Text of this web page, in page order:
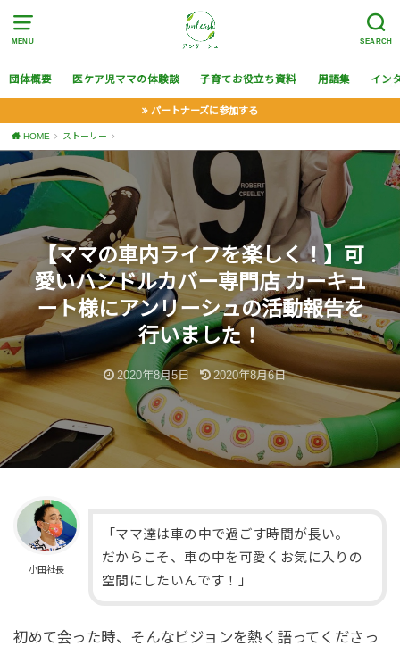
MENU SEARCH
団体概要 医ケア児ママの体験談 子育てお役立ち資料 用語集 イン
パートナーズに参加する
HOME ストーリー
【ママの車内ライフを楽しく！】可
愛いハンドルカバー専門店 カーキュ
ート様にアンリーシュの活動報告を
行いました！
2020年8月5日 2020年8月6日
小田社長
「ママ達は車の中で過ごす時間が長い。
だからこそ、車の中を可愛くお気に入りの
空間にしたいんです！」
初めて会った時、そんなビジョンを熱く語ってくださっ